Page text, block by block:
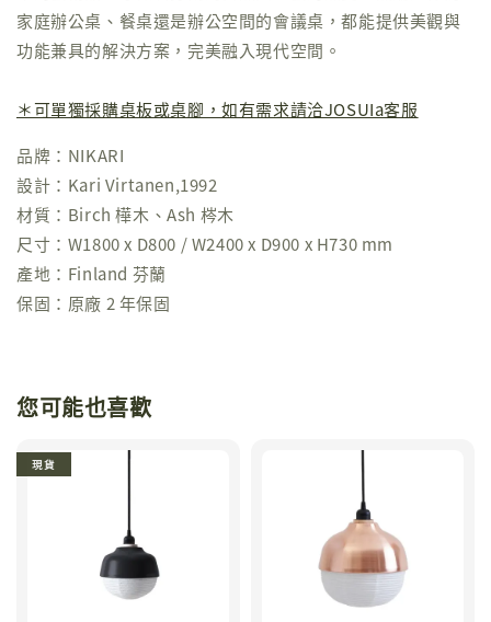
家庭辦公桌、餐桌還是辦公空間的會議桌，都能提供美觀與
功能兼具的解決方案，完美融入現代空間。
＊可單獨採購桌板或桌腳，如有需求請洽JOSUIa客服
品牌：NIKARI
設計：Kari Virtanen,1992
材質：Birch 樺木、Ash 梣木
尺寸：W1800 x D800 / W2400 x D900 x H730 mm
產地：Finland 芬蘭
保固：原廠 2 年保固
您可能也喜歡
現貨